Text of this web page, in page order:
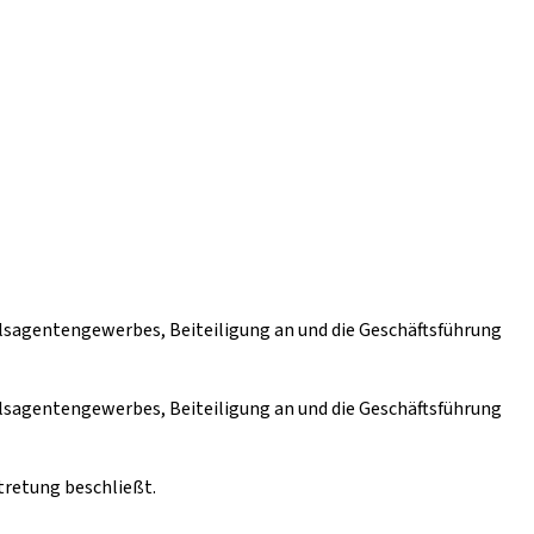
Beiteiligung an und die Geschäftsführung
Beiteiligung an und die Geschäftsführung
beschließt.